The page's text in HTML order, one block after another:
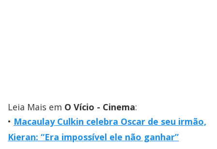
Leia Mais em O Vício - Cinema:
Macaulay Culkin celebra Oscar de seu irmão,
Kieran: “Era impossível ele não ganhar”